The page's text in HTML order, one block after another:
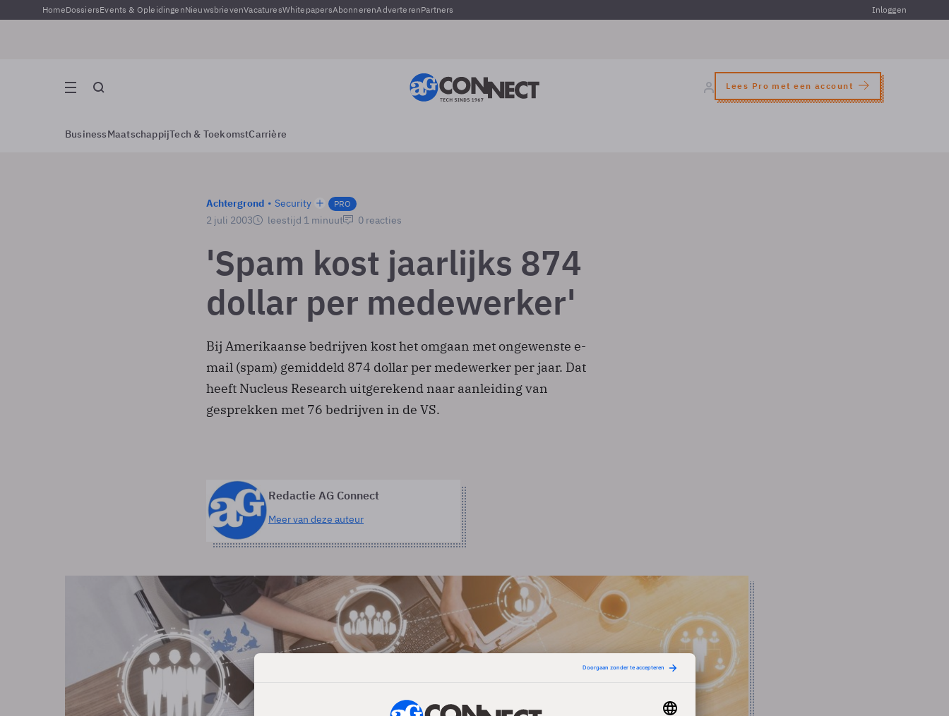
HomeDossiersEvents & OpleidingenNieuwsbrievenVacaturesWhitepapersAbonnerenAdverterenPartners Inloggen
Lees Pro met een account
BusinessMaatschappijTech & ToekomstCarrière
Achtergrond Security PRO
2 juli 2003 leestijd 1 minuut 0 reacties
'Spam kost jaarlijks 874
dollar per medewerker'
Bij Amerikaanse bedrijven kost het omgaan met ongewenste e-
mail (spam) gemiddeld 874 dollar per medewerker per jaar. Dat
heeft Nucleus Research uitgerekend naar aanleiding van
gesprekken met 76 bedrijven in de VS.
Redactie AG Connect
Meer van deze auteur